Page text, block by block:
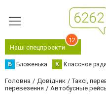
Наші спецпроєкти
12
Б Бложенька К Классное
Головна Довідник Таксі,
перевезення
Автобусные